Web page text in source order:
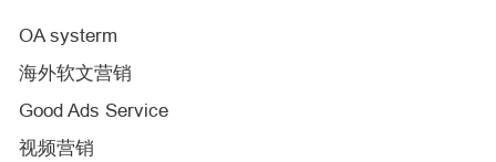
OA systerm
海外软文营销
Good Ads Service
视频营销